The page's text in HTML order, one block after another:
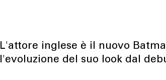
L'attore inglese è il nuovo
l'evoluzione del suo look dal